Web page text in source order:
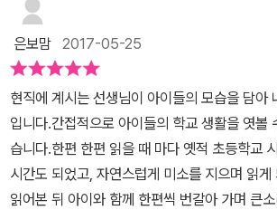
자기를 사랑하고, 솔직하고, 친구와 가족을 사랑
을 엿볼 수 있는 기회를 줄 것입니다. 45자에 아이들의 모습을 함축
해서 담은 동시조 동시조(童詩調)는 동시(童詩)와 마찬가지로 어
린이가 직접 쓰거나 어른이 어린이의 정서를
다른 점은 정형시의 운율인 3장 12구 45자의
니다. 동시조는 아이들의 모습이나 생각, 정서를 우리 시조의 정형률
에 맞춰 45자 안에 압축하여 함축적으로 내용
인 시조의 행간과 행간, 여백, 리듬과 운율, 상상
게 그려져 있어요. 아이들은 자신들과 비슷한 생
이야기라 공감하며 재미있게 동시조를 읽었고,
되어 아이들의 마음을 조금 더 잘 이해하게 되었
와 함께 그려진 그림도 동시조 만큼이나 예뻐서
은 책입니다.
은보맘 2017-05-25
현직에 계시는 선생님이 아이들의 모습을 담아
입니다.간접적으로 아이들의 학교 생활을 엿볼
습니다.한편 한편 읽을 때 마다 옛적 초등학교
시간도 되었고, 자연스럽게 미소를 지으며 읽게 되었습니다. 끝까지
읽어본 뒤 아이와 함께 한편씩 번갈아 가며 큰